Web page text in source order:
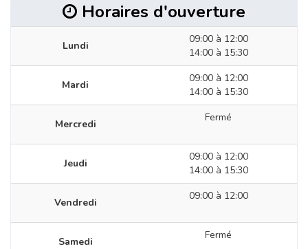
Horaires d'ouverture
Lundi
09:00 à 12:00
14:00 à 15:30
Mardi
09:00 à 12:00
14:00 à 15:30
Mercredi
Fermé
Jeudi
09:00 à 12:00
14:00 à 15:30
Vendredi
09:00 à 12:00
Samedi
Fermé